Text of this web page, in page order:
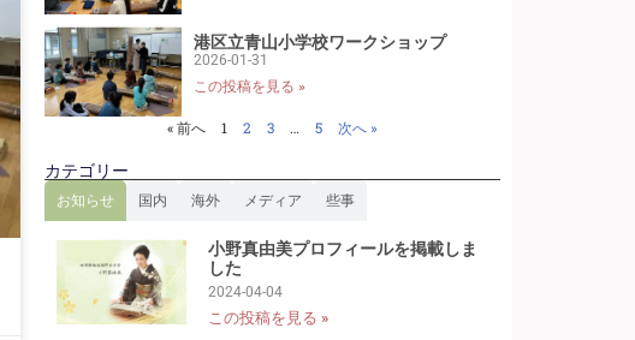
港区立青山小学校ワークショップ
2026-01-31
この投稿を見る »
« 前へ 1 2 3 … 5 次へ »
カテゴリー
お知らせ 国内 海外 メディア 些事
小野真由美プロフィールを掲載しま
した
2024-04-04
この投稿を見る »